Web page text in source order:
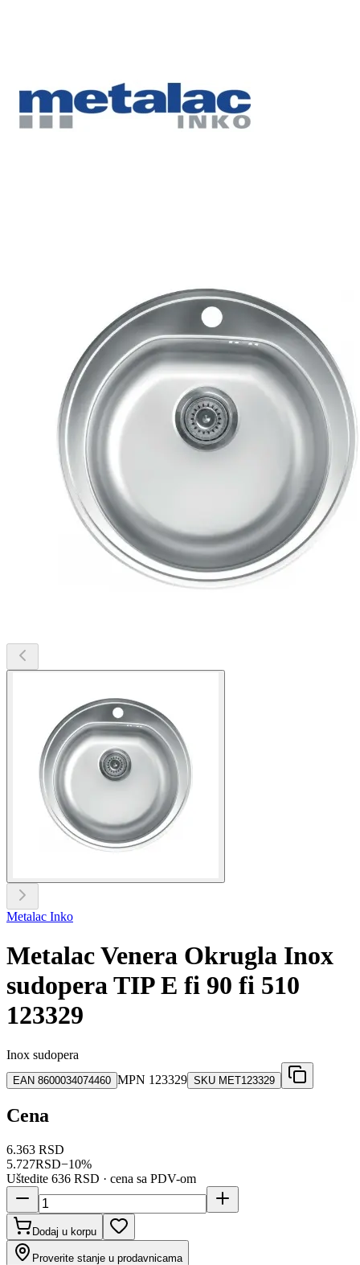
Metalac Inko
Metalac Venera Okrugla Inox
sudopera TIP E fi 90 fi 510
123329
Inox sudopera
EAN 8600034074460 MPN 123329 SKU MET123329
Cena
6.363 RSD
5.727RSD−10%
Uštedite 636 RSD · cena sa PDV-om
Dodaj u korpu
Proverite stanje u prodavnicama